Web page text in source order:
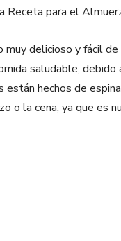
Receta para el
delicioso y fácil
saludable, debido
hechos de
o la cena, ya que es